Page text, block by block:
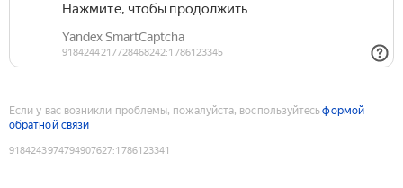
Если у вас возникли проблемы, пожалуйста, воспользуйтесьформой
обратной связи
9184243974794907627:1786123341